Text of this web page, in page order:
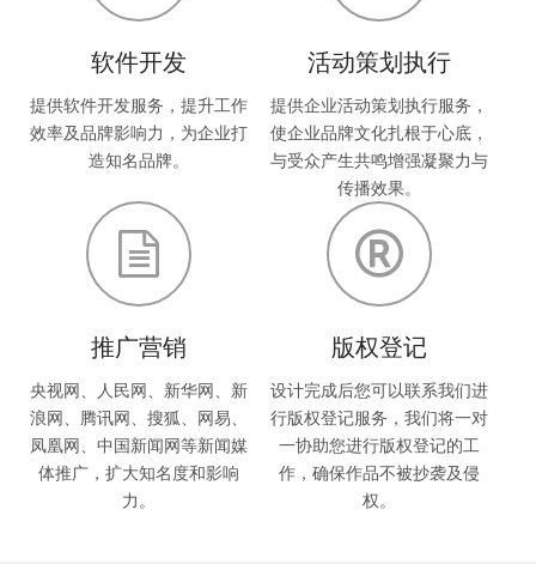
软件开发
提供软件开发服务，提升工作
效率及品牌影响力，为企业打
造知名品牌。
活动策划执行
提供企业活动策划执行服务，
使企业品牌文化扎根于心底，
与受众产生共鸣增强凝聚力与
传播效果。
推广营销
央视网、人民网、新华网、新
浪网、腾讯网、搜狐、网易、
凤凰网、中国新闻网等新闻媒
体推广，扩大知名度和影响
力。
版权登记
设计完成后您可以联系我们进
行版权登记服务，我们将一对
一协助您进行版权登记的工
作，确保作品不被抄袭及侵
权。